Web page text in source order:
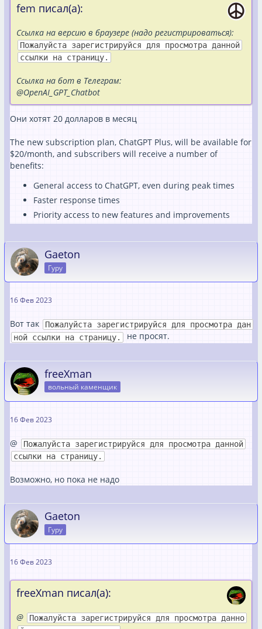
fem писал(а):
Ссылка на версию в браузере (надо регистрироваться):
Пожалуйста зарегистрируйся для просмотра данной
ссылки на страницу.
Ссылка на бот в Телеграм:
@OpenAI_GPT_Chatbot
Они хотят 20 долларов в месяц
The new subscription plan, ChatGPT Plus, will be available for
$20/month, and subscribers will receive a number of
benefits:
General access to ChatGPT, even during peak times
Faster response times
Priority access to new features and improvements
Gaeton
Гуру
16 Фев 2023
Вот так
Пожалуйста зарегистрируйся для просмотра дан
ной ссылки на страницу.
не просят.
freeXman
вольный каменщик
16 Фев 2023
@
Пожалуйста зарегистрируйся для просмотра данной
ссылки на страницу.
Возможно, но пока не надо
Gaeton
Гуру
16 Фев 2023
freeXman писал(а):
@
Пожалуйста зарегистрируйся для просмотра данно